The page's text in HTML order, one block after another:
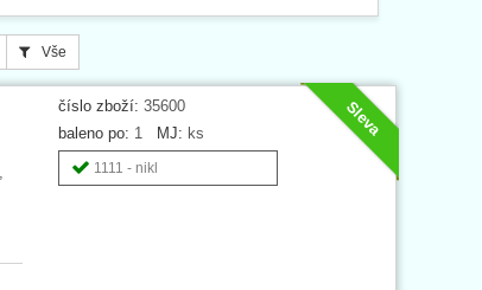
Vše
Sleva
číslo zboží: 35600
baleno po: 1 MJ: ks
1111 - nikl